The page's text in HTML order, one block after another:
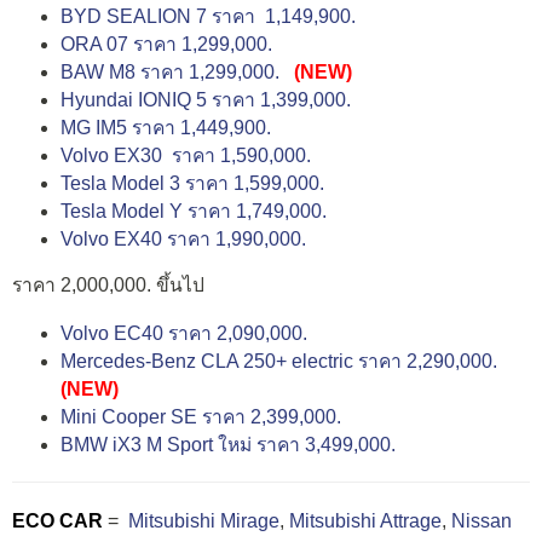
BYD SEALION 7 ราคา 1,149,900.
ORA 07 ราคา 1,299,000.
BAW M8 ราคา 1,299,000.
(NEW)
Hyundai IONIQ 5 ราคา 1,399,000.
MG IM5 ราคา 1,449,900.
Volvo EX30 ราคา 1,590,000.
Tesla Model 3 ราคา 1,599,000.
Tesla Model Y ราคา 1,749,000.
Volvo EX40 ราคา 1,990,000.
ราคา 2,000,000. ขึ้นไป
Volvo EC40 ราคา 2,090,000.
Mercedes-Benz CLA 250+ electric ราคา 2,290,000.
(NEW)
Mini Cooper SE ราคา 2,399,000.
BMW iX3 M Sport ใหม่ ราคา 3,499,000.
ECO CAR = Mitsubishi Mirage, Mitsubishi Attrage, Nissan